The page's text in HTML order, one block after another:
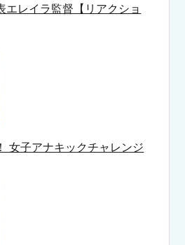
エレイラ監督【リアクショ
女子アナキックチャレンジ